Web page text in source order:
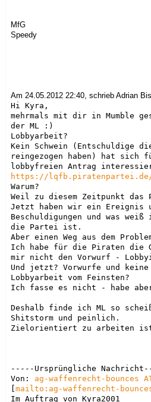
MfG
Speedy
Am 24.05.2012 22:40, schrieb Adrian
Hi Kyra,
mehrmals mit dir in Mumble
der ML :)
Lobbyarbeit?
Kein Schwein (Entschuldige
reingezogen haben) hat sich
https://
Warum?
Weil zu diesem Zeitpunkt
Jetzt haben wir ein Ereignis
Beschuldigungen und was
die Partei ist.
Aber einen Weg aus dem
Ich habe für die Piraten die
mir nicht den Vorwurf -
Und jetzt? Vorwurfe und keine
Lobbyarbeit vom Feinsten?
Ich fasse es nicht - habe
Deshalb finde ich ML so
Shitstorm und peinlich.
Zielorientiert zu arbeiten ist
-----Ursprüngliche
Von: ag-waffenrecht-
mailto:ag-waffenrecht-
Im Auftrag von Kyra2001